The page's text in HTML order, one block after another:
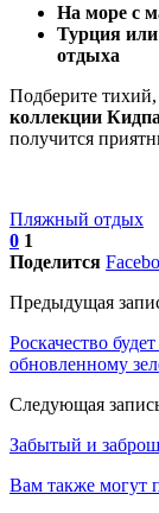
На море с
Турция
отдыха
Подберите
коллекции
получится
Пляжный отдых
0 1
Поделится
Предыдущая
Роскачество
обновленному
Следующая
Забытый и
Вам также могут